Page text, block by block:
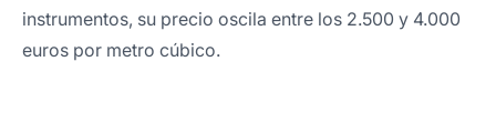
instrumentos, su precio oscila entre los 2.500 y 4.000
euros por metro cúbico.